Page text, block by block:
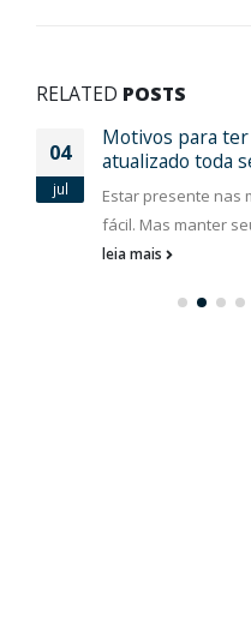
RELATED POSTS
04
jul
Motivos para
atualizado toda
Estar presente nas
fácil. Mas manter
leia mais